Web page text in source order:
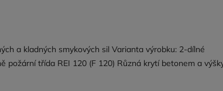
a kladných smykových sil Varianta výrobku: 2-dílné
požární třída REI 120 (F 120) Různá krytí betonem a